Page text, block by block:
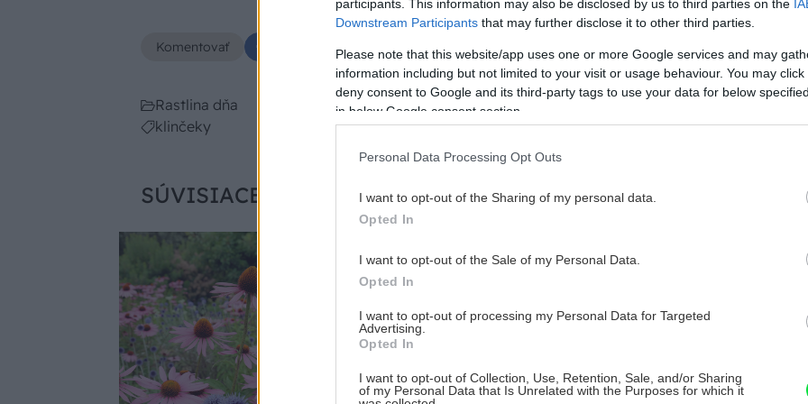
participants. This information may also be disclosed by us to third parties on the
Downstream Participants that may further disclose it to other third parties.
Please note that this website/app uses one or more Google services and may
information including but not limited to your visit or usage behaviour. You may
deny consent to Google and its third-party tags to use your data for below
in below Google consent section.
Personal Data Processing Opt Outs
I want to opt-out of the Sharing of my personal data.
Opted In
I want to opt-out of the Sale of my Personal Data.
Opted In
I want to opt-out of processing my Personal Data for Targeted
Advertising.
Opted In
I want to opt-out of Collection, Use, Retention, Sale, and/or Sharing
of my Personal Data that Is Unrelated with the Purposes for which it
Komentovať
Rastlina dňa
klinčeky
SÚVISIACE